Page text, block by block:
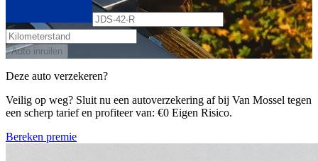
Auto inruilen
Deze auto verzekeren?
Veilig op weg? Sluit nu een autoverzekering af bij Van Mossel tegen
een scherp tarief en profiteer van: €0 Eigen Risico.
Bereken premie